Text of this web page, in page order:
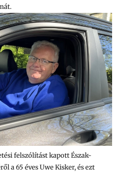
felszólítást kapott Észak-
a 65 éves Uwe Kisker, és ezt